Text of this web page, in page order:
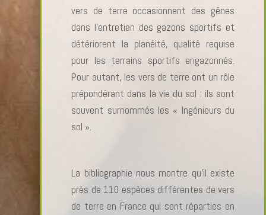
vers de terre occasionnent des gênes
dans l’entretien des gazons sportifs et
détériorent la planéité, qualité requise
pour les terrains sportifs engazonnés.
Pour autant, les vers de terre ont un rôle
prépondérant dans la vie du sol ; ils sont
souvent surnommés les « Ingénieurs du
sol ».
La bibliographie nous montre qu’il existe
près de 110 espèces différentes de vers
de terre en France qui sont réparties en